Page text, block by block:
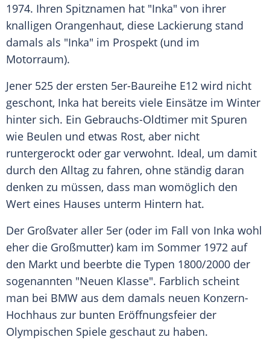
1974. Ihren Spitznamen hat "Inka" von ihrer
knalligen Orangenhaut, diese Lackierung stand
damals als "Inka" im Prospekt (und im
Motorraum).
Jener 525 der ersten 5er-Baureihe E12 wird nicht
geschont, Inka hat bereits viele Einsätze im Winter
hinter sich. Ein Gebrauchs-Oldtimer mit Spuren
wie Beulen und etwas Rost, aber nicht
runtergerockt oder gar verwohnt. Ideal, um damit
durch den Alltag zu fahren, ohne ständig daran
denken zu müssen, dass man womöglich den
Wert eines Hauses unterm Hintern hat.
Der Großvater aller 5er (oder im Fall von Inka wohl
eher die Großmutter) kam im Sommer 1972 auf
den Markt und beerbte die Typen 1800/2000 der
sogenannten "Neuen Klasse". Farblich scheint
man bei BMW aus dem damals neuen Konzern-
Hochhaus zur bunten Eröffnungsfeier der
Olympischen Spiele geschaut zu haben.